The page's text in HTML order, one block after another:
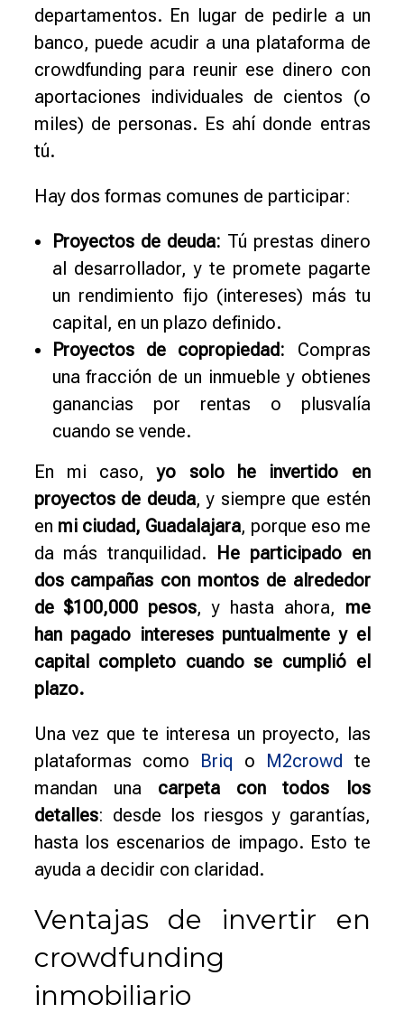
departamentos. En lugar de pedirle a un
banco, puede acudir a una plataforma de
crowdfunding para reunir ese dinero con
aportaciones individuales de cientos (o
miles) de personas. Es ahí donde entras
tú.
Hay dos formas comunes de participar:
Proyectos de deuda: Tú prestas dinero
al desarrollador, y te promete pagarte
un rendimiento fijo (intereses) más tu
capital, en un plazo definido.
Proyectos de copropiedad: Compras
una fracción de un inmueble y obtienes
ganancias por rentas o plusvalía
cuando se vende.
En mi caso,yo solo he invertido en
proyectos de deuda, y siempre que estén
en mi ciudad, Guadalajara, porque eso me
da más tranquilidad. He participado en
dos campañas con montos de alrededor
de $100,000 pesos, y hasta ahora, me
han pagado intereses puntualmente y el
capital completo cuando se cumplió el
plazo.
Una vez que te interesa un proyecto, las
plataformas como Briq o M2crowd te
mandan una carpeta con todos los
detalles: desde los riesgos y garantías,
hasta los escenarios de impago. Esto te
ayuda a decidir con claridad.
Ventajas de invertir en
crowdfunding
inmobiliario